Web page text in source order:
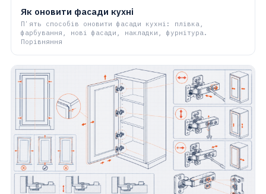
Як оновити фасади кухні
Пʼять способів оновити фасади кухні: плівка,
фарбування, нові фасади, накладки, фурнітура.
Порівняння